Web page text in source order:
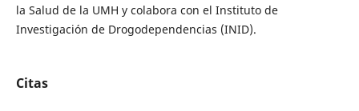
la Salud de la UMH y colabora con el Instituto de
Investigación de Drogodependencias (INID).
Citas